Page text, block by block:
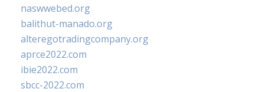
naswwebed.org
balithut-manado.org
alteregotradingcompany.org
aprce2022.com
ibie2022.com
sbcc-2022.com